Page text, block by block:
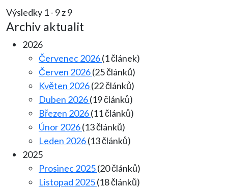
Výsledky 1 - 9 z 9
Archiv aktualit
2026
Červenec 2026(1 článek)
Červen 2026(25 článků)
Květen 2026(22 článků)
Duben 2026(19 článků)
Březen 2026(11 článků)
Únor 2026(13 článků)
Leden 2026(13 článků)
2025
Prosinec 2025(20 článků)
Listopad 2025(18 článků)